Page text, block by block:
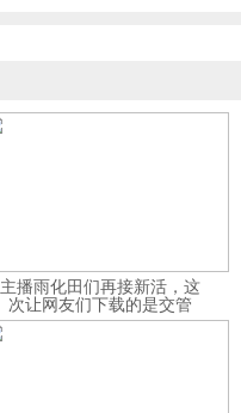
主播雨化田们再接新活，这
次让网友们下载的是交管
12123APP